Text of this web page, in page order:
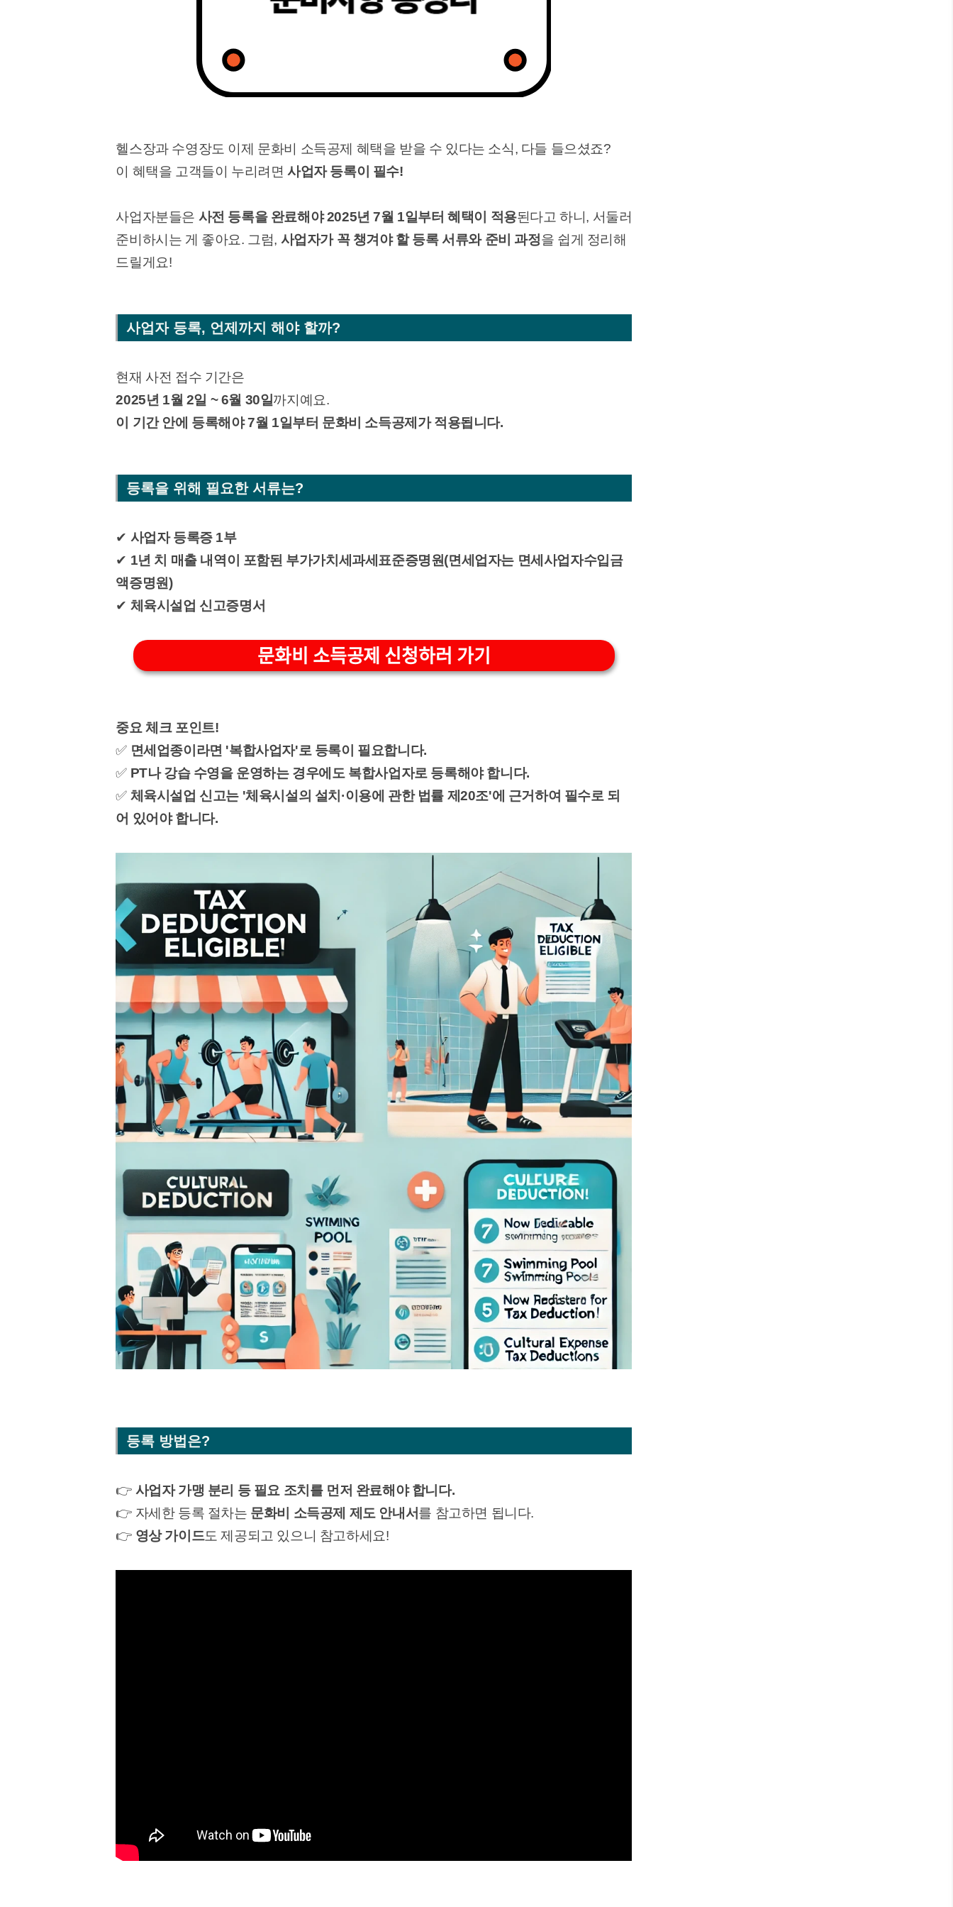
헬스장과 수영장도 이제 문화비 소득공제 혜택을 받을 수 있다는 소식, 다들 들으셨죠?
이 혜택을 고객들이 누리려면사업자 등록이 필수!
사업자분들은 사전 등록을 완료해야 2025년 7월 1일부터 혜택이 적용된다고 하니, 서둘러
준비하시는 게 좋아요. 그럼, 사업자가 꼭 챙겨야 할 등록 서류와 준비 과정을 쉽게 정리해
드릴게요!
사업자 등록, 언제까지 해야 할까?
현재 사전 접수 기간은
2025년 1월 2일 ~ 6월 30일까지예요.
이 기간 안에 등록해야 7월 1일부터 문화비 소득공제가 적용됩니다.
등록을 위해 필요한 서류는?
✔ 사업자 등록증 1부
✔ 1년 치 매출 내역이 포함된 부가가치세과세표준증명원(면세업자는 면세사업자수입금
액증명원)
✔ 체육시설업 신고증명서
문화비 소득공제 신청하러 가기
중요 체크 포인트!
✅ 면세업종이라면 '복합사업자'로 등록이 필요합니다.
✅ PT나 강습 수영을 운영하는 경우에도 복합사업자로 등록해야 합니다.
✅ 체육시설업 신고는 '체육시설의 설치·이용에 관한 법률 제20조'에 근거하여 필수로 되
어 있어야 합니다.
등록 방법은?
👉 사업자 가맹 분리 등 필요 조치를 먼저 완료해야 합니다.
👉 자세한 등록 절차는 문화비 소득공제 제도 안내서를 참고하면 됩니다.
👉 영상 가이드도 제공되고 있으니 참고하세요!